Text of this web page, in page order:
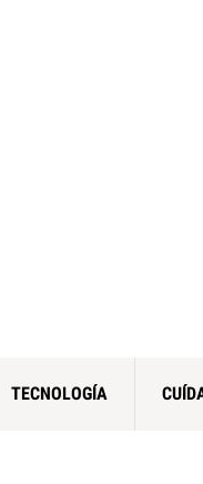
TECNOLOGÍA